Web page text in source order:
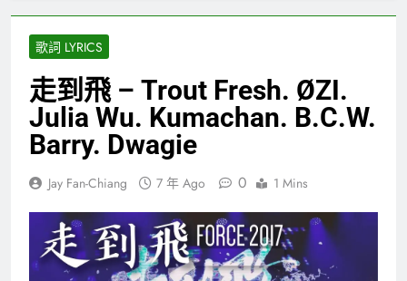
歌詞 LYRICS
走到飛 – Trout Fresh. ØZI.
Julia Wu. Kumachan. B.C.W.
Barry. Dwagie
Jay Fan-Chiang 7 年 Ago 0 1 Mins